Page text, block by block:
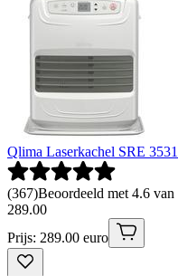
Qlima Laserkachel SRE
(367)Beoordeeld met 4.6
289.00
Prijs: 289.00 euro